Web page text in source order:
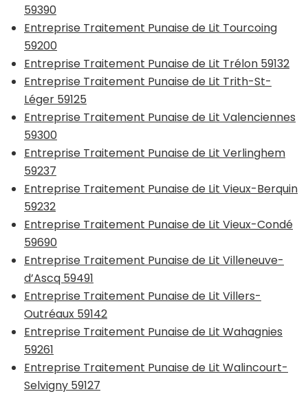
59390
Entreprise Traitement Punaise de Lit Tourcoing
59200
Entreprise Traitement Punaise de Lit Trélon 59132
Entreprise Traitement Punaise de Lit Trith-St-
Léger 59125
Entreprise Traitement Punaise de Lit Valenciennes
59300
Entreprise Traitement Punaise de Lit Verlinghem
59237
Entreprise Traitement Punaise de Lit Vieux-Berquin
59232
Entreprise Traitement Punaise de Lit Vieux-Condé
59690
Entreprise Traitement Punaise de Lit Villeneuve-
d’Ascq 59491
Entreprise Traitement Punaise de Lit Villers-
Outréaux 59142
Entreprise Traitement Punaise de Lit Wahagnies
59261
Entreprise Traitement Punaise de Lit Walincourt-
Selvigny 59127